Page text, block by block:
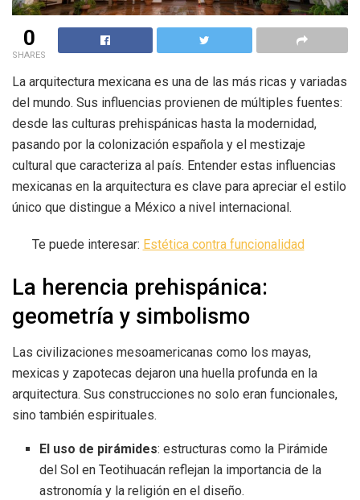
0
SHARES
La arquitectura mexicana es una de las más ricas y variadas
del mundo. Sus influencias provienen de múltiples fuentes:
desde las culturas prehispánicas hasta la modernidad,
pasando por la colonización española y el mestizaje
cultural que caracteriza al país. Entender estas influencias
mexicanas en la arquitectura es clave para apreciar el estilo
único que distingue a México a nivel internacional.
Te puede interesar: Estética contra funcionalidad
La herencia prehispánica:
geometría y simbolismo
Las civilizaciones mesoamericanas como los mayas,
mexicas y zapotecas dejaron una huella profunda en la
arquitectura. Sus construcciones no solo eran funcionales,
sino también espirituales.
El uso de pirámides: estructuras como la Pirámide
del Sol en Teotihuacán reflejan la importancia de la
astronomía y la religión en el diseño.